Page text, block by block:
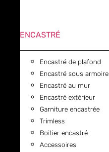
ENCASTRÉ
Encastré de plafond
Encastré sous armoire
Encastré au mur
Encastré extérieur
Garniture encastrée
Trimless
Boitier encastré
Accessoires